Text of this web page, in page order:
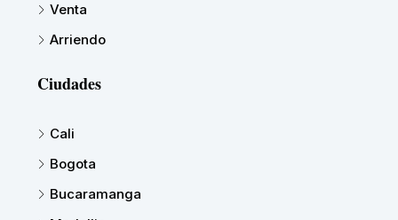
Venta
Arriendo
Ciudades
Cali
Bogota
Bucaramanga